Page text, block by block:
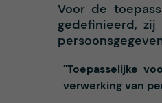
Voor de
gedefinieerd,
''Toepasselijke
verwerking van